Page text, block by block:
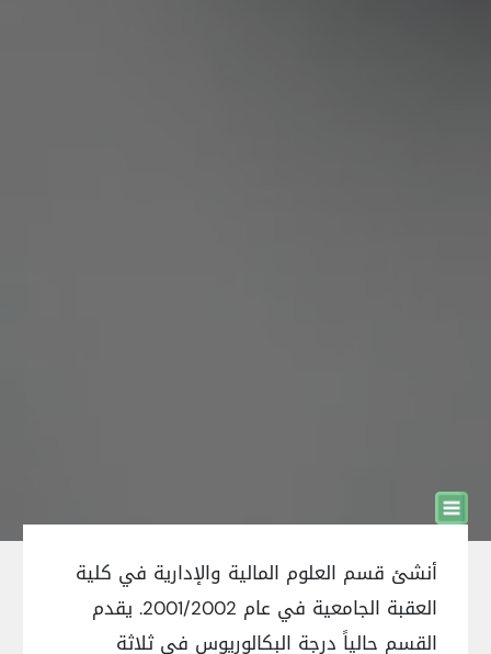
أنشئ قسم العلوم المالية والإدارية في كلية
العقبة الجامعية في عام 2001/2002. يقدم
القسم حالياً درجة البكالوريوس في ثلاثة